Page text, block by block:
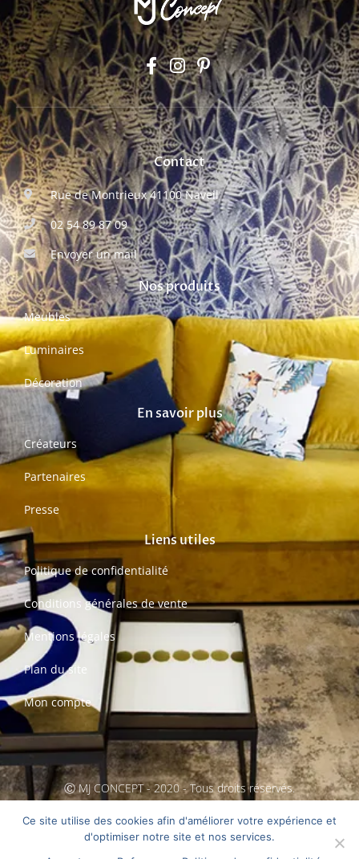
Contact
Rue de Montrieux 41100 Naveil
02 54 89 87 09
Envoyer un mail
Nos produits
Meubles
Luminaires
Décoration
En savoir plus
Créateurs
Partenaires
Presse
Liens utiles
Politique de confidentialité
Conditions générales de vente
Mentions légales
Plan du site
Mon compte
Ⓒ MJ CONCEPT - 2020 - Tous droits réservés.
Création MarCom'Conseils
Ce site utilise des cookies afin d'améliorer votre expérience et
d'optimiser notre site et nos services.